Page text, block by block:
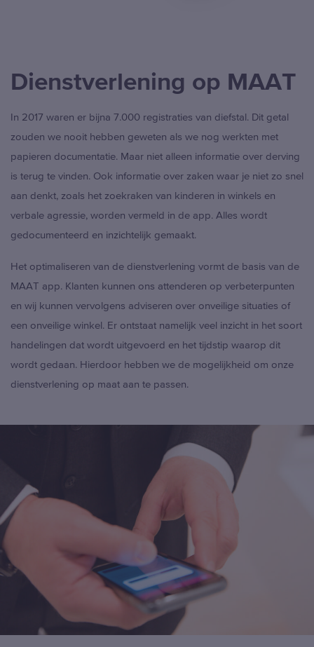
Dienstverlening op MAAT
In 2017 waren er bijna 7.000 registraties van diefstal. Dit getal
zouden we nooit hebben geweten als we nog werkten met
papieren documentatie. Maar niet alleen informatie over derving
is terug te vinden. Ook informatie over zaken waar je niet zo snel
aan denkt, zoals het zoekraken van kinderen in winkels en
verbale agressie, worden vermeld in de app. Alles wordt
gedocumenteerd en inzichtelijk gemaakt.
Het optimaliseren van de dienstverlening vormt de basis van de
MAAT app. Klanten kunnen ons attenderen op verbeterpunten
en wij kunnen vervolgens adviseren over onveilige situaties of
een onveilige winkel. Er ontstaat namelijk veel inzicht in het soort
handelingen dat wordt uitgevoerd en het tijdstip waarop dit
wordt gedaan. Hierdoor hebben we de mogelijkheid om onze
dienstverlening op maat aan te passen.